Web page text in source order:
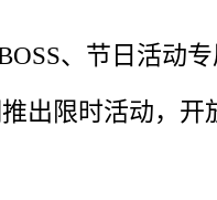
、节日活动
出限时活动，开